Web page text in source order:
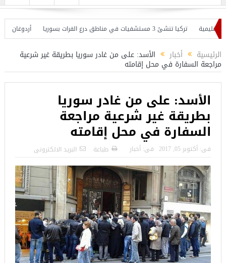
تركيا تنشئ 3 مستشفيات في مناطق درع الفرات بسوريا
أردوغان يفتتح
الرئيسية أخبار الأسد: على من غادر سوريا بطريقة غير شرعية
مراجعة السفارة في محل إقامته
الأسد: على من غادر سوريا
بطريقة غير شرعية مراجعة
السفارة في محل إقامته
فى: أكتوبر 05, 2017 فى: أخبار طباعة البريد الالكترونى